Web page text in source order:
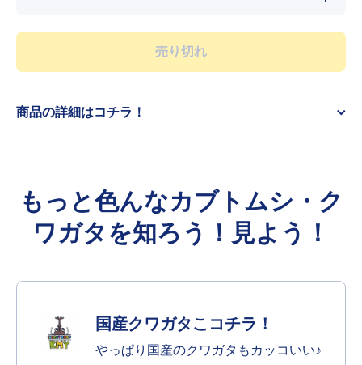
売り切れ
商品の詳細はコチラ！
もっと色んなカブトムシ・ク
ワガタを知ろう！見よう！
国産クワガタこコチラ！
やっぱり国産のクワガタもカッコいい♪